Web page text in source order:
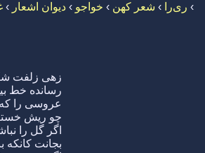
› ری‌را › شعر کهن › خواجو › دیوان اشعار ›
زهی زلفت
رسانده خط
عروسی را
چو ریش
اگر گل را
بجانت کانکه